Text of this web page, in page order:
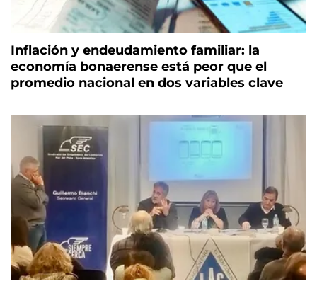
Inflación y endeudamiento familiar: la
economía bonaerense está peor que el
promedio nacional en dos variables clave